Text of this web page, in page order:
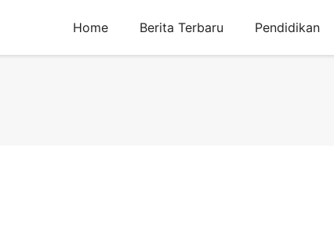
Home Berita Terbaru Pendidikan